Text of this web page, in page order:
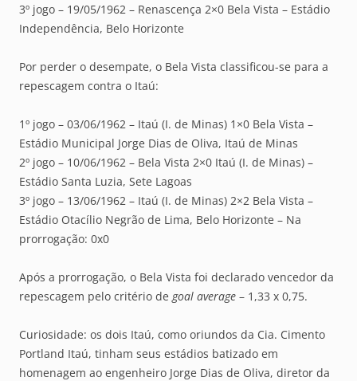
3º jogo – 19/05/1962 – Renascença 2×0 Bela Vista – Estádio
Independência, Belo Horizonte
Por perder o desempate, o Bela Vista classificou-se para a
repescagem contra o Itaú:
1º jogo – 03/06/1962 – Itaú (I. de Minas) 1×0 Bela Vista –
Estádio Municipal Jorge Dias de Oliva, Itaú de Minas
2º jogo – 10/06/1962 – Bela Vista 2×0 Itaú (I. de Minas) –
Estádio Santa Luzia, Sete Lagoas
3º jogo – 13/06/1962 – Itaú (I. de Minas) 2×2 Bela Vista –
Estádio Otacílio Negrão de Lima, Belo Horizonte – Na
prorrogação: 0x0
Após a prorrogação, o Bela Vista foi declarado vencedor da
repescagem pelo critério de goal average – 1,33 x 0,75.
Curiosidade: os dois Itaú, como oriundos da Cia. Cimento
Portland Itaú, tinham seus estádios batizado em
homenagem ao engenheiro Jorge Dias de Oliva, diretor da